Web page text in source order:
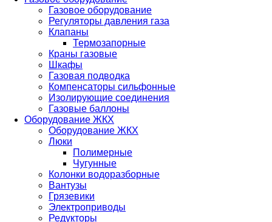
Газовое оборудование
Регуляторы давления газа
Клапаны
Термозапорные
Краны газовые
Шкафы
Газовая подводка
Компенсаторы сильфонные
Изолирующие соединения
Газовые баллоны
Оборудование ЖКХ
Оборудование ЖКХ
Люки
Полимерные
Чугунные
Колонки водоразборные
Вантузы
Грязевики
Электроприводы
Редукторы